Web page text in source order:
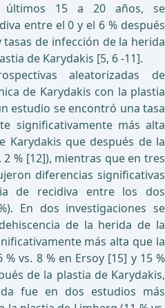
15 a 20 años, se
entre el 0 y el 6 % después
de infección de la herida
de Karydakis [5, 6 -11].
aleatorizadas de
de Karydakis con la plastia
estudio se encontró una tasa
significativamente más alta
Karydakis que después de la
% [12]), mientras que en tres
diferencias significativas
de recidiva entre los dos
En dos investigaciones se
de la herida de la
más alta que la
vs. 8 % en Ersoy [15] y 15 %
de la plastia de Karydakis,
fue en dos estudios más